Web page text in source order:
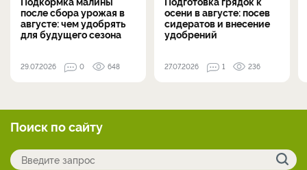
после сбора урожая в
августе: чем удобрять
для будущего сезона
29.07.2026 0 648
осени в августе: посев
сидератов и внесение
удобрений
27.07.2026 1 236
Поиск по сайту